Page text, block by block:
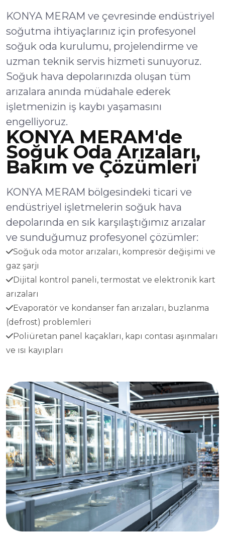
KONYA MERAM ve çevresinde endüstriyel
soğutma ihtiyaçlarınız için profesyonel
soğuk oda kurulumu, projelendirme ve
uzman teknik servis hizmeti sunuyoruz.
Soğuk hava depolarınızda oluşan tüm
arızalara anında müdahale ederek
işletmenizin iş kaybı yaşamasını
engelliyoruz.
KONYA MERAM'de
Soğuk Oda Arızaları,
Bakım ve Çözümleri
KONYA MERAM bölgesindeki ticari ve
endüstriyel işletmelerin soğuk hava
depolarında en sık karşılaştığımız arızalar
ve sunduğumuz profesyonel çözümler:
Soğuk oda motor arızaları, kompresör değişimi ve
gaz şarjı
Dijital kontrol paneli, termostat ve elektronik kart
arızaları
Evaporatör ve kondanser fan arızaları, buzlanma
(defrost) problemleri
Poliüretan panel kaçakları, kapı contası aşınmaları
ve ısı kayıpları